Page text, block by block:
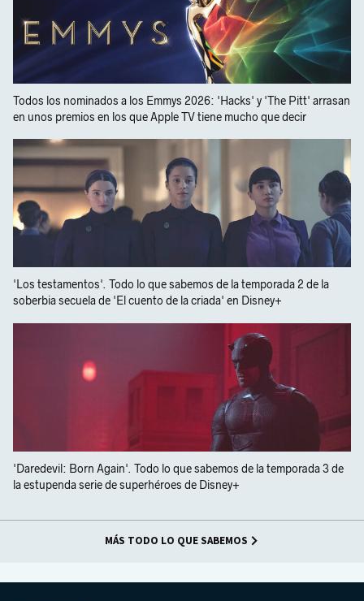
Todos los nominados a los Emmys 2026: 'Hacks' y 'The Pitt' arrasan
en unos premios en los que Apple TV tiene mucho que decir
'Los testamentos'. Todo lo que sabemos de la temporada 2 de la
soberbia secuela de 'El cuento de la criada' en Disney+
'Daredevil: Born Again'. Todo lo que sabemos de la temporada 3 de
la estupenda serie de superhéroes de Disney+
MÁS TODO LO QUE SABEMOS